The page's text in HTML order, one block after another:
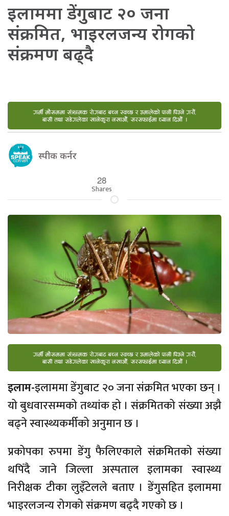
इलाममा डेंगुबाट २० जना
संक्रमित, भाइरलजन्य रोगको
संक्रमण बढ्दै
स्पीक कर्नर
28
Shares
इलाम-इलाममा डेंगुबाट २० जना संक्रमित भएका छन् ।
यो बुधवारसम्मको तथ्यांक हो । संक्रमितको संख्या अझै
बढ्ने स्वास्थ्यकर्मीको अनुमान छ ।
प्रकोपका रुपमा डेंगु फैलिएकाले संक्रमितको संख्या
थपिँदै जाने जिल्ला अस्पताल इलामका स्वास्थ्य
निरीक्षक टीका लुइँटेलले बताए । डेंगुसहित इलाममा
भाइरलजन्य रोगको संक्रमण बढ्दै गएको छ ।